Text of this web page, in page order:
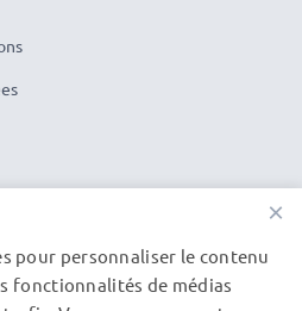
LIVRAISON
×
pour personnaliser le contenu
fonctionnalités de médias